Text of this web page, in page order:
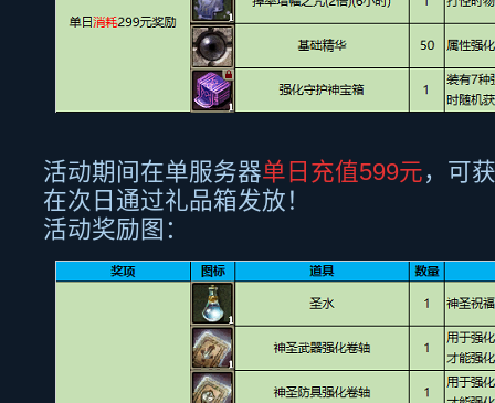
活动期间在单服务器单日充值599元，可
在次日通过礼品箱发放！
活动奖励图：